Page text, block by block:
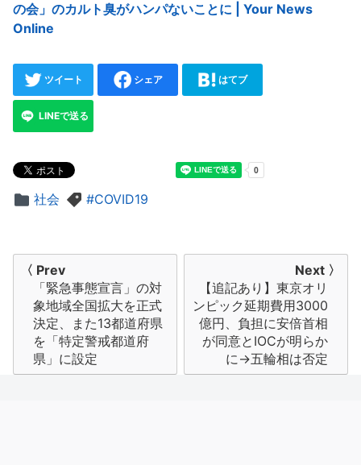
の会」のカルト臭がハンパないことに | Your News
Online
ツイート シェア はてブ
LINEで送る
社会 COVID19
〈 Prev
「緊急事態宣言」の対
象地域全国拡大を正式
決定、また13都道府県
を「特定警戒都道府
県」に設定
Next 〉
【追記あり】東京オリ
ンピック延期費用3000
億円、負担に安倍首相
が同意とIOCが明らか
に→五輪相は否定